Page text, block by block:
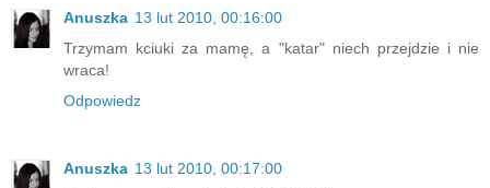
Anuszka 13 lut 2010, 00:16:00
Trzymam kciuki za mamę, a "katar" niech przejdzie i nie
wraca!
Odpowiedz
Anuszka 13 lut 2010, 00:17:00